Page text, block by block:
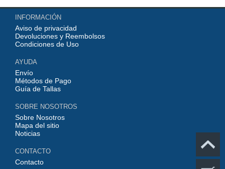
Kane, 100% poliéster, con una excelente comodidad. Compre replicas
camisetas nhl en camisetasdehockey.es.Bienvenido a comprar.
INFORMACIÓN
Aviso de privacidad
Devoluciones y Reembolsos
Condiciones de Uso
AYUDA
Envío
Métodos de Pago
Guía de Tallas
SOBRE NOSOTROS
Sobre Nosotros
Mapa del sitio
Noticias
CONTACTO
Contacto